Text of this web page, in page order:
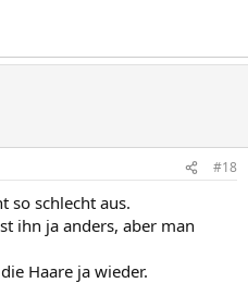
#18
so schlecht aus.
ihn ja anders, aber man
Haare ja wieder.